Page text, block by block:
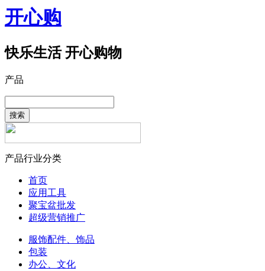
开心购
快乐生活 开心购物
产品
搜索
产品行业分类
首页
应用工具
聚宝盆批发
超级营销推广
服饰配件、饰品
包装
办公、文化